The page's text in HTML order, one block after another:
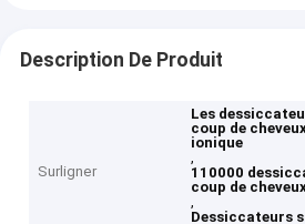
Description De Produit
Surligner
Les
coup de
ionique
,
110000
coup de
,
Dessiccateurs